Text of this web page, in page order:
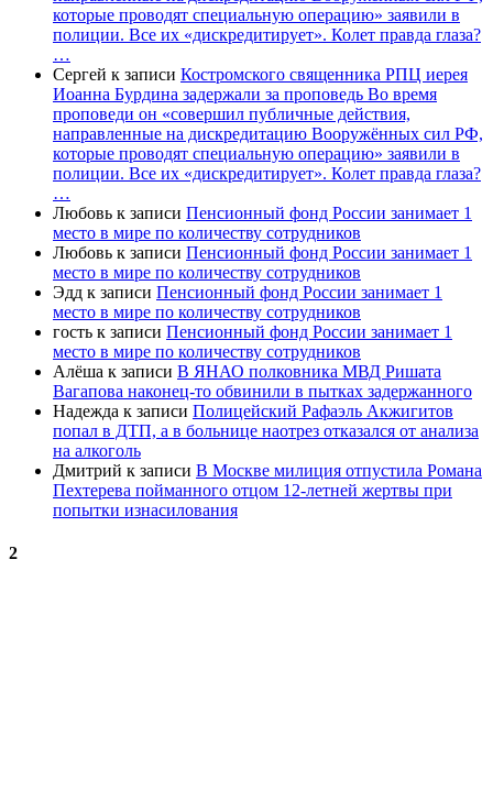
которые проводят специальную операцию» заявили в
полиции. Все их «дискредитирует». Колет правда глаза?
…
Сергей к записи Костромского священника РПЦ иерея
Иоанна Бурдина задержали за проповедь Во время
проповеди он «совершил публичные действия,
направленные на дискредитацию Вооружённых сил РФ,
которые проводят специальную операцию» заявили в
полиции. Все их «дискредитирует». Колет правда глаза?
…
Любовь к записи Пенсионный фонд России занимает 1
место в мире по количеству сотрудников
Любовь к записи Пенсионный фонд России занимает 1
место в мире по количеству сотрудников
Эдд к записи Пенсионный фонд России занимает 1
место в мире по количеству сотрудников
гость к записи Пенсионный фонд России занимает 1
место в мире по количеству сотрудников
Алёша к записи В ЯНАО полковника МВД Ришата
Вагапова наконец-то обвинили в пытках задержанного
Надежда к записи Полицейский Рафаэль Акжигитов
попал в ДТП, а в больнице наотрез отказался от анализа
на алкоголь
Дмитрий к записи В Москве милиция отпустила Романа
Пехтерева пойманного отцом 12-летней жертвы при
попытки изнасилования
2